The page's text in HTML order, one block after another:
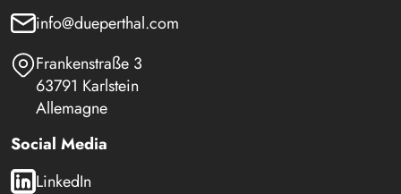
info@dueperthal.com
Frankenstraße 3
63791 Karlstein
Allemagne
Social Media
LinkedIn